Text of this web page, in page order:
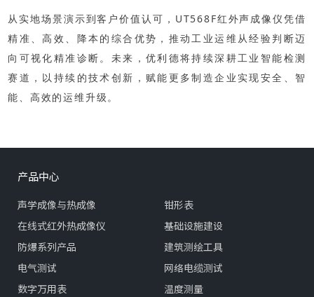
…
从实地场景演示到客户价值认可，UT568F红外声成像仪凭借
精准、高效、降本的综合优势，推动工业运维从经验判断迈
向可视化精准诊断。未来，优利德将持续深耕工业智能检测
赛道，以持续的技术创新，赋能更多制造企业实现安全、智
能、高效的运维升级。
产品中心
声学成像与热成像
在线式红外热成像仪
防爆系列产品
电气测试
数字万用表
钳形表
基础设施建设
建筑测绘工具
网络电缆测试
温度测量